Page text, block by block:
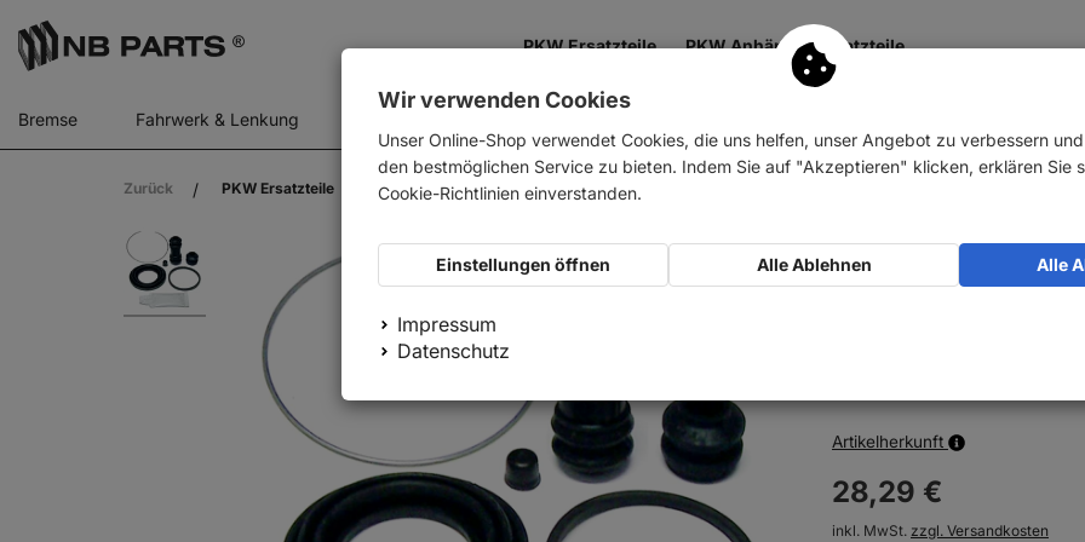
PKW Ersatzteile PKW Anhänger Ersatzteile
Bremse Fahrwerk & Lenkung
Zurück PKW Ersatzteile Bremse Reparatursätze
AUTOFREN
vorne
Artikelherkunft
28,29 €
inkl. MwSt. zzgl. Versandkosten
Wir verwenden Cookies
Unser Online-Shop verwendet Cookies, die uns helfen, unser Angebot zu verbessern
den bestmöglichen Service zu bieten. Indem Sie auf "Akzeptieren" klicken, erklären Sie
Cookie-Richtlinien einverstanden.
Einstellungen öffnen Alle Ablehnen Alle
Impressum
Datenschutz